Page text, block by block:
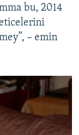
bu, 2014
– emin